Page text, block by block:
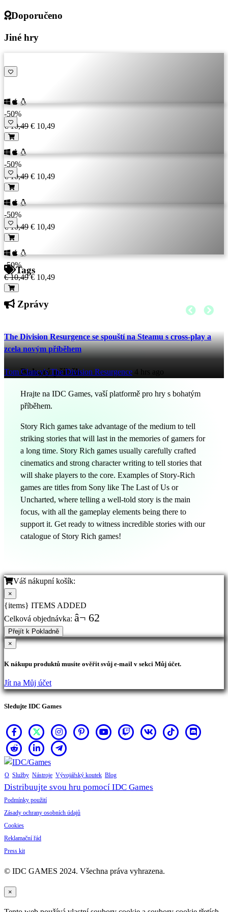
Doporučeno
Jiné hry
-50%
€ 10,49 € 10,49
-50%
€ 10,49 € 10,49
-50%
€ 10,49 € 10,49
-50%
€ 10,49 € 10,49
Tags
Zprávy
The Division Resurgence se spouští na Steamu s cross-play a
zcela novým příběhem
Tom Clancy's The Division Resurgence 4 hrs ago
Bohatý přiběh
Hrajte na IDC Games, vaší platformě pro hry s bohatým
příběhem.
Story Rich games take advantage of the medium to tell
striking stories that will last in the memories of gamers for
a long time. Story Rich games usually carefully crafted
cinematics and strong character writing to tell stories that
will shake players to the core. Examples of Story-Rich
games are titles from Sony like The Last of Us or
Uncharted, where telling a well-told story is the main
focus, with all the gameplay elements being there to
support it. Get ready to witness incredible stories with our
catalogue of Story Rich games!
Váš nákupní košík:
×
{items} ITEMS ADDED
Celková objednávka: â¬ 62
Přejít k Pokladně
×
K nákupu produktů musíte ověřit svůj e-mail v sekci Můj účet.
Jít na Můj účet
Sledujte IDC Games
O Služby Nástroje Vývojářský koutek Blog
Distribuujte svou hru pomocí IDC Games
Podmínky použití
Zásady ochrany osobních údajů
Cookies
Reklamační řád
Press kit
© IDC GAMES 2024. Všechna práva vyhrazena.
×